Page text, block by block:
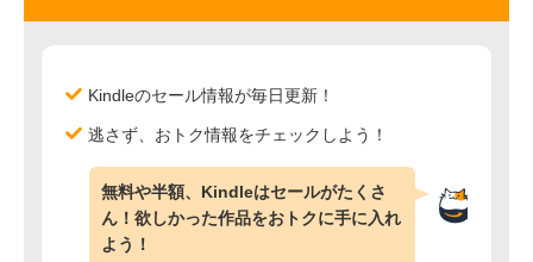
Kindleのセール情報が毎日更新！
逃さず、おトク情報をチェックしよう！
無料や半額、Kindleはセールがたくさ
ん！欲しかった作品をおトクに手に入れ
よう！